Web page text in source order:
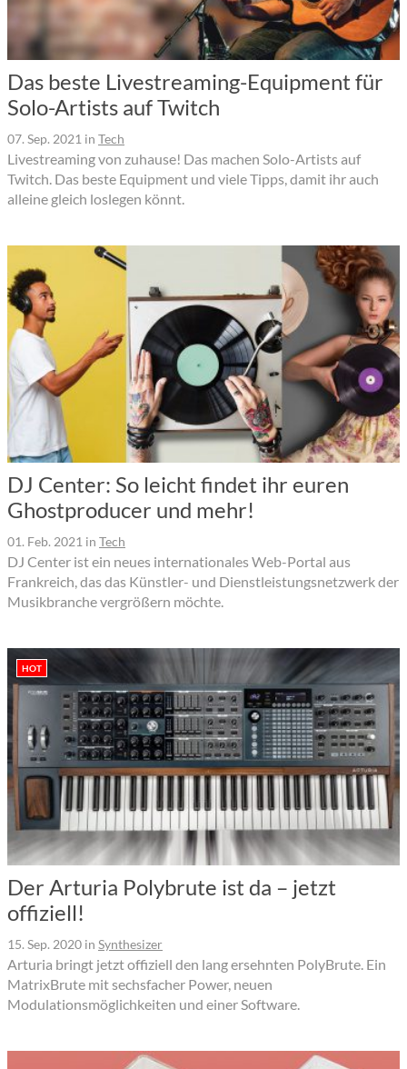
Das beste Livestreaming-Equipment für
Solo-Artists auf Twitch
07. Sep. 2021 in Tech
Livestreaming von zuhause! Das machen Solo-Artists auf
Twitch. Das beste Equipment und viele Tipps, damit ihr auch
alleine gleich loslegen könnt.
DJ Center: So leicht findet ihr euren
Ghostproducer und mehr!
01. Feb. 2021 in Tech
DJ Center ist ein neues internationales Web-Portal aus
Frankreich, das das Künstler- und Dienstleistungsnetzwerk der
Musikbranche vergrößern möchte.
HOT
Der Arturia Polybrute ist da – jetzt
offiziell!
15. Sep. 2020 in Synthesizer
Arturia bringt jetzt offiziell den lang ersehnten PolyBrute. Ein
MatrixBrute mit sechsfacher Power, neuen
Modulationsmöglichkeiten und einer Software.